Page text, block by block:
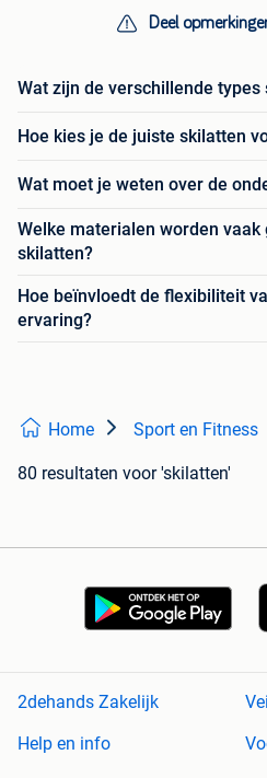
Deel
Wat zijn de verschillende types
Hoe kies je de juiste skilatten
Wat moet je weten over de
Welke materialen worden vaak
skilatten?
Hoe beïnvloedt de flexibiliteit
ervaring?
Home Sport en Fitness
80 resultaten voor 'skilatten'
2dehands Zakelijk
Help en info